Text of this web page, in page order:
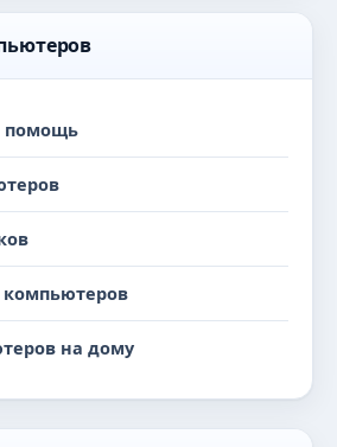
помощь
на дому